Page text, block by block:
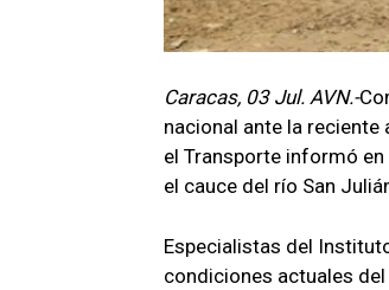
Caracas, 03 Jul. AVN.-
nacional ante la
el Transporte informó
el cauce del río San
Especialistas del
condiciones actuales